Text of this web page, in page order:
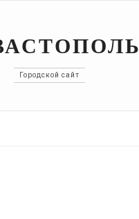
Городской сайт